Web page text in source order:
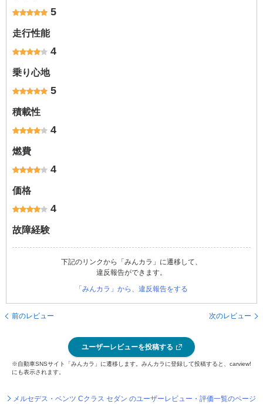
5
走行性能
4
乗り心地
5
積載性
4
燃費
4
価格
4
故障経験
下記のリンクから「みんカラ」に遷移して、
違反報告ができます。
「みんカラ」から、違反報告をする
前のレビュー 次のレビュー
ユーザーレビューを投稿する
※自動車SNSサイト「みんカラ」に遷移します。みんカラに登録して投稿すると、carview!
にも表示されます。
メルセデス・ベンツ Cクラス セダン のユーザーレビュー・評価一覧のページ